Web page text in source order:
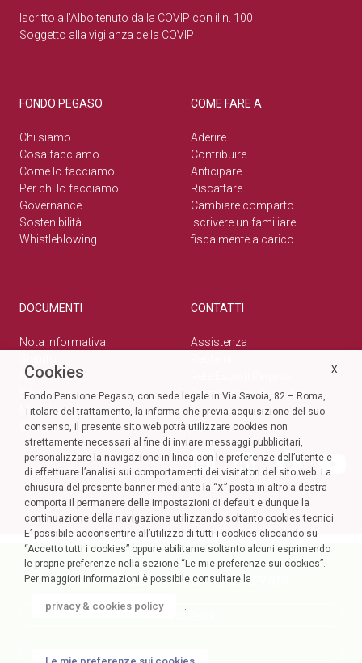
Iscritto all’Albo tenuto dalla COVIP con il n. 100
Soggetto alla vigilanza della COVIP
FONDO PEGASO
Chi siamo
Cosa facciamo
Come lo facciamo
Per chi lo facciamo
Governance
Sostenibilità
Whistleblowing
COME FARE A
Aderire
Contribuire
Anticipare
Riscattare
Cambiare comparto
Iscrivere un familiare
fiscalmente a carico
DOCUMENTI
Nota Informativa
Normativa
Bilanci
Modulistica
Circolari
CONTATTI
Assistenza
Privacy e cookie policy
SOCIAL
Accedi alla tua Area Riservata
X
Cookies
Fondo Pensione Pegaso, con sede legale in Via Savoia, 82 – Roma,
Titolare del trattamento, la informa che previa acquisizione del suo
consenso, il presente sito web potrà utilizzare cookies non
strettamente necessari al fine di inviare messaggi pubblicitari,
personalizzare la navigazione in linea con le preferenze dell’utente e
di effettuare l’analisi sui comportamenti dei visitatori del sito web. La
chiusura del presente banner mediante la “X” posta in altro a destra
comporta il permanere delle impostazioni di default e dunque la
continuazione della navigazione utilizzando soltanto cookies tecnici.
E’ possibile acconsentire all’utilizzo di tutti i cookies cliccando su
“Accetto tutti i cookies” oppure abilitarne soltanto alcuni esprimendo
le proprie preferenze nella sezione “Le mie preferenze sui cookies”.
Per maggiori informazioni è possibile consultare la
privacy & cookies policy .